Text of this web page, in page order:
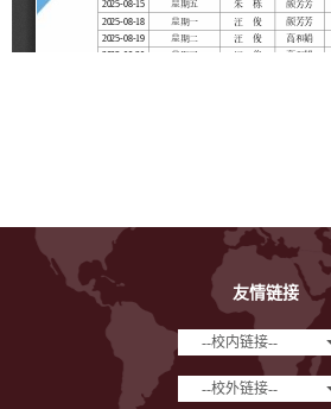
友情链接
--校内链接--
--校外链接--